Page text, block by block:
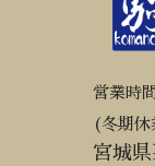
営業時
(冬期休
宮城